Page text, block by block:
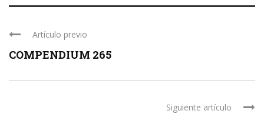
Artículo previo
COMPENDIUM 265
Siguiente artículo